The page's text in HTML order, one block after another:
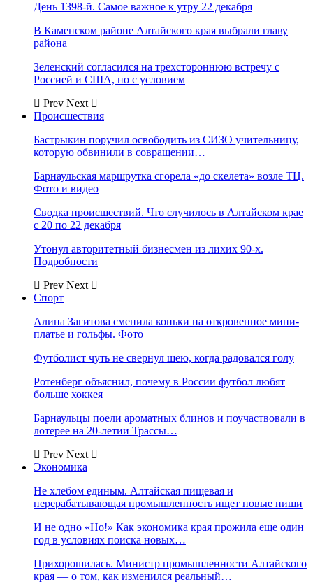
День 1398-й. Самое важное к утру 22 декабря
В Каменском районе Алтайского края выбрали главу
района
Зеленский согласился на трехстороннюю встречу с
Россией и США, но с условием
Prev Next
Происшествия
Бастрыкин поручил освободить из СИЗО учительницу,
которую обвинили в совращении…
Барнаульская маршрутка сгорела «до скелета» возле ТЦ.
Фото и видео
Сводка происшествий. Что случилось в Алтайском крае
с 20 по 22 декабря
Утонул авторитетный бизнесмен из лихих 90-х.
Подробности
Prev Next
Спорт
Алина Загитова сменила коньки на откровенное мини-
платье и гольфы. Фото
Футболист чуть не свернул шею, когда радовался голу
Ротенберг объяснил, почему в России футбол любят
больше хоккея
Барнаульцы поели ароматных блинов и поучаствовали в
лотерее на 20-летии Трассы…
Prev Next
Экономика
Не хлебом единым. Алтайская пищевая и
перерабатывающая промышленность ищет новые ниши
И не одно «Но!» Как экономика края прожила еще один
год в условиях поиска новых…
Прихорошилась. Министр промышленности Алтайского
края — о том, как изменился реальный…